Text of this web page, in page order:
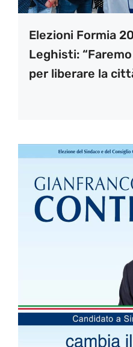
Elezioni Formia
Leghisti:
per liberare la